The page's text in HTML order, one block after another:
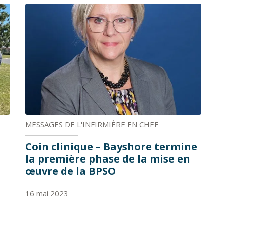
MESSAGES DE L'INFIRMIÈRE EN CHEF
Coin clinique – Bayshore termine
la première phase de la mise en
œuvre de la BPSO
16 mai 2023